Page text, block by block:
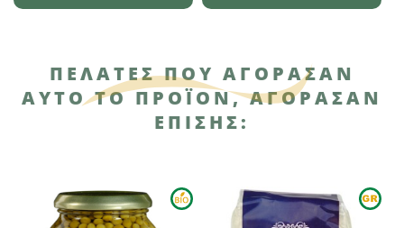
ΠΕΛΆΤΕΣ ΠΟΥ ΑΓΌΡΑΣΑΝ
ΑΥΤΌ ΤΟ ΠΡΟΪΌΝ, ΑΓΌΡΑΣΑΝ
ΕΠΊΣΗΣ: